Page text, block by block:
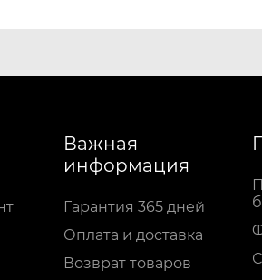
Важная
информация
Гарантия 365 дней
Оплата и доставка
Возврат товаров